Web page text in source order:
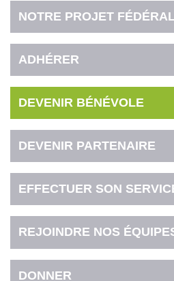
NOTRE PROJET
ADHÉRER
DEVENIR BÉNÉVOLE
DEVENIR PARTENAIRE
EFFECTUER SON
REJOINDRE NOS
DONNER